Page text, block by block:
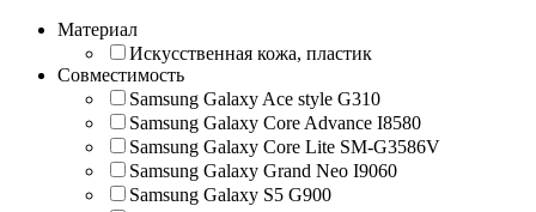
Материал
Искусственная кожа, пластик
Совместимость
Samsung Galaxy Ace style G310
Samsung Galaxy Core Advance I8580
Samsung Galaxy Core Lite SM-G3586V
Samsung Galaxy Grand Neo I9060
Samsung Galaxy S5 G900